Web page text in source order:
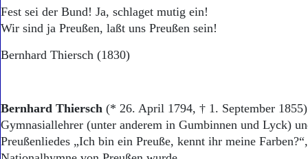
Fest sei der Bund! Ja, schlaget mutig ein!
Wir sind ja Preußen, laßt uns Preußen sein!
Bernhard Thiersch (1830)
Bernhard Thiersch (* 26. April 1794, † 1. September
Gymnasiallehrer (unter anderem in Gumbinnen und Lyck)
Preußenliedes „Ich bin ein Preuße, kennt ihr meine